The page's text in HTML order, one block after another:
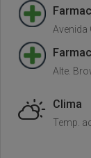
Avenida
Alte.
Clima
Temp.